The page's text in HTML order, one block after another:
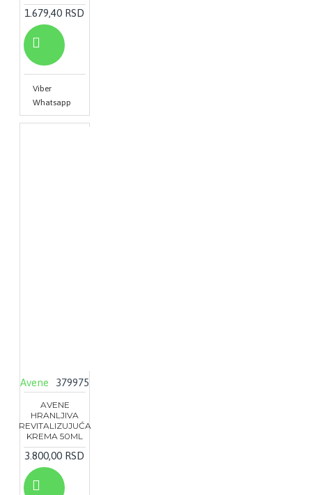
1.679,40 RSD
Viber
Whatsapp
Avene 379975
AVENE
HRANLJIVA
REVITALIZUJUĆA
KREMA 50ML
3.800,00 RSD